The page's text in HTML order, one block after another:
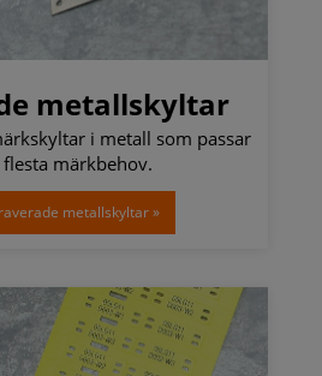
metallskyltar
i metall som passar
märkbehov.
metallskyltar »